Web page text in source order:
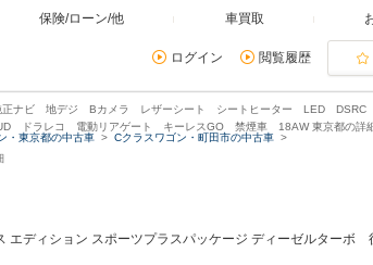
保険/ローン/他 車買取
ログイン 閲覧履歴
純正ナビ 地デジ Bカメラ レザーシート シートヒーター LED DSRC
ドラレコ 電動リアゲート キーレスGO 禁煙車 18AW 東京都の詳
・東京都の中古車
Cクラスワゴン・町田市の中古車
エディション スポーツプラスパッケージ ディーゼルター